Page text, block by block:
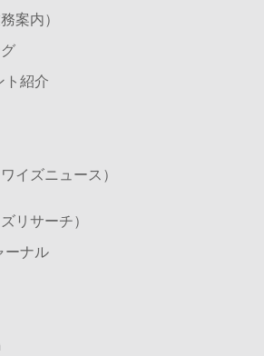
案内）
ト紹介
イズニュース）
リサーチ）
ーナル